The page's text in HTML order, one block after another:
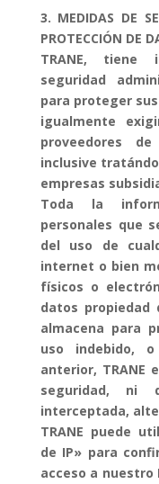
3. MEDIDAS DE
PROTECCIÓN DE
TRANE, tiene
seguridad
para proteger
igualmente
proveedores
inclusive
empresas
Toda la
personales que
del uso de
internet o bien
físicos o
datos propiedad
almacena para
uso indebido,
anterior, TRANE
seguridad, ni
interceptada,
TRANE puede
de IP» para
acceso a